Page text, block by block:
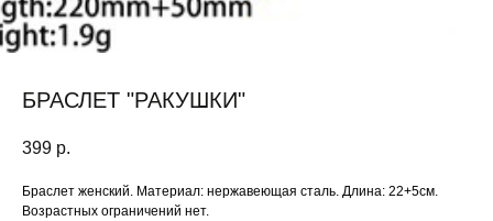
БРАСЛЕТ "РАКУШКИ"
399 р.
Браслет женский. Материал: нержавеющая сталь. Длина: 22+5см.
Возрастных ограничений нет.